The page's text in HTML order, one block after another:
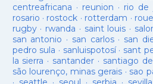
centreafricana · reunion · rio de
rosario · rostock · rotterdam ·
rugby· rwanda · saint louis ·
san antonio · san carlos· san
pedro sula · sanluispotosí· sant
la sierra · santander · santiago
são lourenço, minas gerais · sao